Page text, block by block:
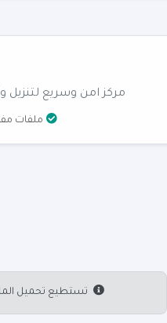
مركز امن وسريع لتنزيل
ملفات
تستطيع تحميل